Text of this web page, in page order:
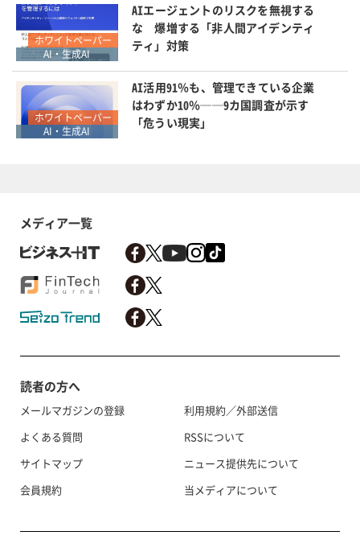
ホワイトペーパー
AI・生成AI
AIエージェントのリスクを無視する
な 爆増する「非人間アイデンティ
ティ」対策
ホワイトペーパー
AI・生成AI
AI活用91％も、管理できている企業
はわずか10％──9カ国調査が示す
「危うい現実」
メディア一覧
読者の方へ
メールマガジンの登録
よくある質問
サイトマップ
会員規約
利用規約／外部送信
RSSについて
ニュース提供先について
当メディアについて